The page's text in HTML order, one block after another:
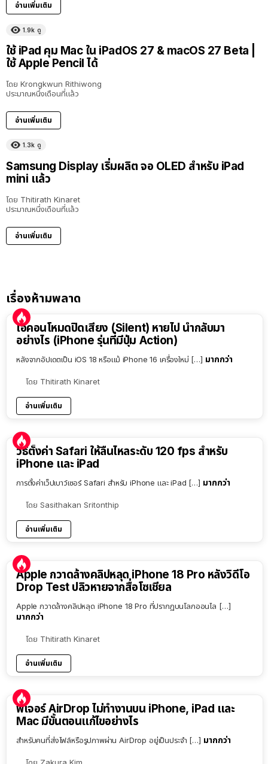
อ่านเพิ่มเติม
1.9k ดู
ใช้ iPad คุม Mac ใน iPadOS 27 & macOS 27 Beta |
ใช้ Apple Pencil ได้
โดย Krongkwun Rithiwong
ประมาณหนึ่งเดือนที่แล้ว
อ่านเพิ่มเติม
1.3k ดู
Samsung Display เริ่มผลิต จอ OLED สำหรับ iPad
mini แล้ว
โดย Thitirath Kinaret
ประมาณหนึ่งเดือนที่แล้ว
อ่านเพิ่มเติม
เรื่องห้ามพลาด
ไอคอนโหมดปิดเสียง (Silent) หายไป นำกลับมา
อย่างไร (iPhone รุ่นที่มีปุ่ม Action)
หลังจากอัปเดตเป็น iOS 18 หรือแม้ iPhone 16 เครื่องใหม่ […] มากกว่า
โดย Thitirath Kinaret
อ่านเพิ่มเติม
วิธีตั้งค่า Safari ให้ลื่นไหลระดับ 120 fps สำหรับ
iPhone และ iPad
การตั้งค่าเว็ปเบาว์เซอร์ Safari สำหรับ iPhone และ iPad […] มากกว่า
โดย Sasithakan Sritonthip
อ่านเพิ่มเติม
Apple กวาดล้างคลิปหลุด iPhone 18 Pro หลังวิดีโอ
Drop Test ปลิวหายจากสื่อโซเชียล
Apple กวาดล้างคลิปหลุด iPhone 18 Pro ที่ปรากฏบนโลกออนไล […]
มากกว่า
โดย Thitirath Kinaret
อ่านเพิ่มเติม
ฟีเจอร์ AirDrop ไม่ทำงานบน iPhone, iPad และ
Mac มีขั้นตอนแก้ไขอย่างไร
สำหรับคนที่ส่งไฟล์หรือรูปภาพผ่าน AirDrop อยู่เป็นประจำ […] มากกว่า
โดย Zakura Kim